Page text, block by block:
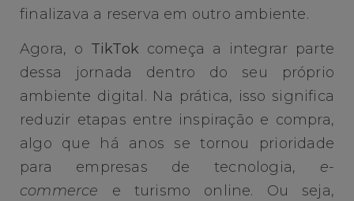
finalizava a reserva em outro ambiente.
Agora, o TikTok começa a integrar parte
dessa jornada dentro do seu próprio
ambiente digital. Na prática, isso significa
reduzir etapas entre inspiração e compra,
algo que há anos se tornou prioridade
para empresas de tecnologia, e-
commerce e turismo online. Ou seja,